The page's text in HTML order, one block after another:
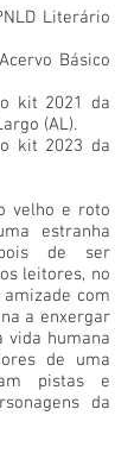
Literário
Básico
kit 2021 da
(AL).
kit 2023 da
velho e roto
estranha
de ser
leitores, no
com
a enxergar
vida humana
de uma
pistas e
da